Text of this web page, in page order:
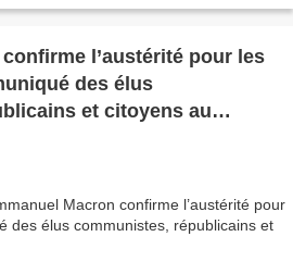
l’austérité pour les
et citoyens au